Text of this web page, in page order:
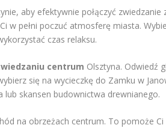
aby efektywnie połączyć
w pełni poczuć atmosferę miasta.
czas relaksu.
centrum Olsztyna. Odwiedź
się na wycieczkę do Zamku w
skansen budownictwa drewnianego.
na obrzeżach centrum. To pomoże